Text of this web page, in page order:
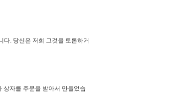
다. 당신은 저희 그것을 토론하거
상자를 주문을 받아서 만들었습